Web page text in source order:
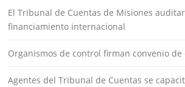
El Tribunal de Cuentas de Misiones
financiamiento internacional
Organismos de control firman convenio de
Agentes del Tribunal de Cuentas se